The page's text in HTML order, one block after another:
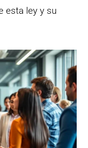
esta ley y su